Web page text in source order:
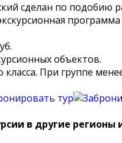
сделан по подобию
объектов.
При группе
тур
в другие регионы